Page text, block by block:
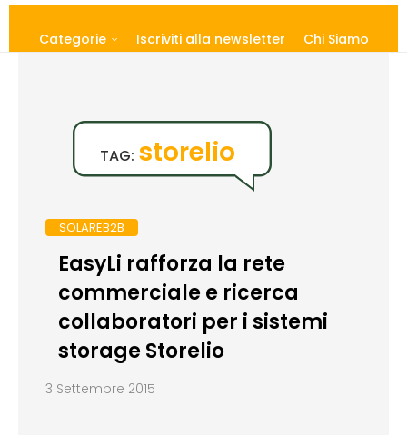
Categorie Iscriviti alla newsletter Chi Siamo
TAG: storelio
SOLAREB2B
EasyLi rafforza la rete
commerciale e ricerca
collaboratori per i sistemi
storage Storelio
3 Settembre 2015